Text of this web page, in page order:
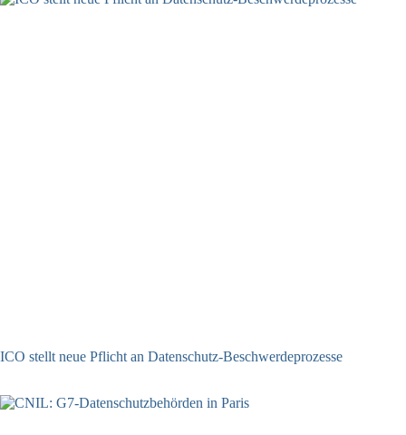
ICO stellt neue Pflicht an Datenschutz-Beschwerdeprozesse